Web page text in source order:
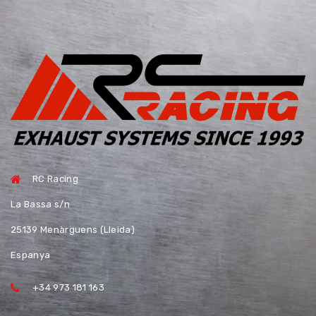
RC Racing
La Bassa s/n
25139 Menàrguens (Lleida)
Espanya
+34 973 181 163